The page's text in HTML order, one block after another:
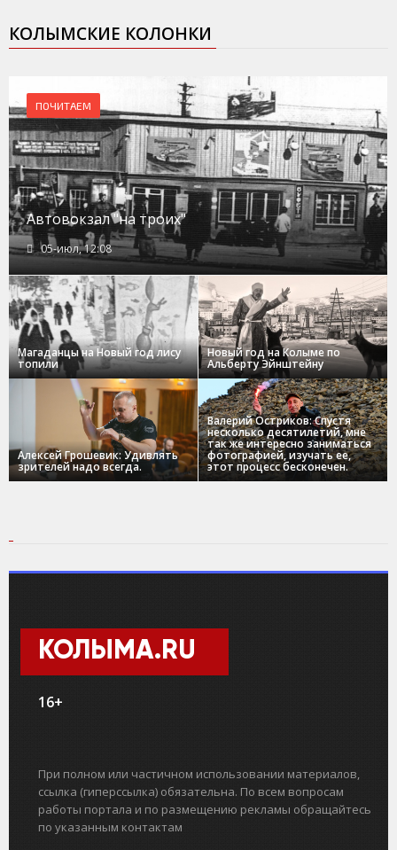
КОЛЫМСКИЕ КОЛОНКИ
ПОЧИТАЕМ
Автовокзал "на троих"
05-июл, 12:08
Магаданцы на Новый год лису
топили
Новый год на Колыме по
Альберту Эйнштейну
Алексей Грошевик: Удивлять
зрителей надо всегда.
Валерий Остриков: Спустя
несколько десятилетий, мне
так же интересно заниматься
фотографией, изучать ее,
этот процесс бесконечен.
КОЛЫМА.RU
16+
При полном или частичном использовании материалов,
ссылка (гиперссылка) обязательна. По всем вопросам
работы портала и по размещению рекламы обращайтесь
по указанным контактам